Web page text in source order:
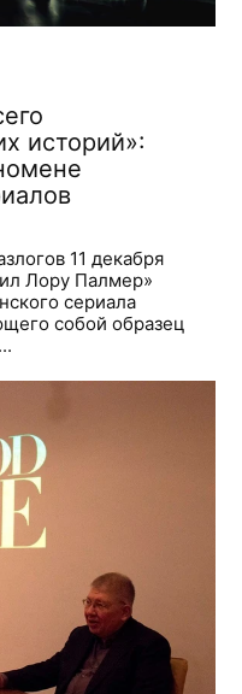
историй»:
11 декабря
Лору Палмер»
сериала
собой образец